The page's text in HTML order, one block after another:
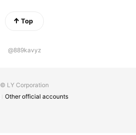
Top
@889kavyz
© LY Corporation
Other official accounts